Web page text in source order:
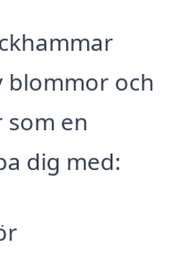
blommor och
som en
dig med: